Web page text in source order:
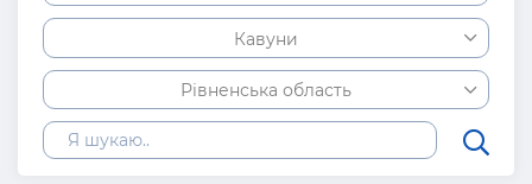
Кавуни
Рівненська область